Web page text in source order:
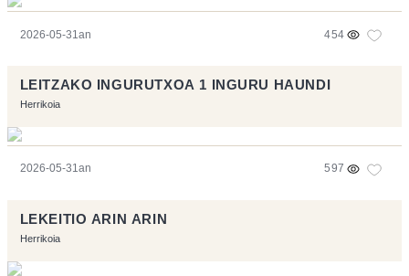
2026-05-31an 454
LEITZAKO INGURUTXOA 1 INGURU HAUNDI
Herrikoia
2026-05-31an 597
LEKEITIO ARIN ARIN
Herrikoia